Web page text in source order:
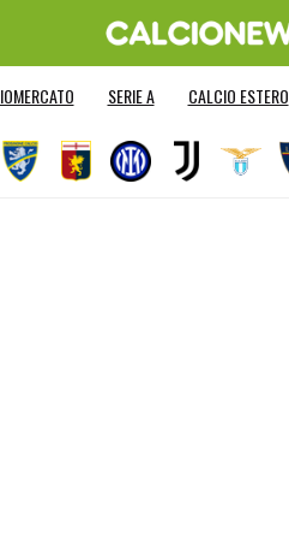
SERIE A CALCIO ESTERO